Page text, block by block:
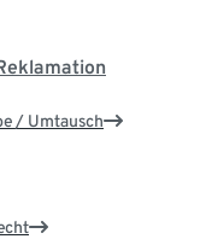
/ Umtausch